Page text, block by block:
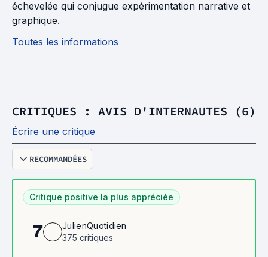
échevelée qui conjugue expérimentation narrative et
graphique.
Toutes les informations
CRITIQUES : AVIS D'INTERNAUTES (6)
Écrire une critique
RECOMMANDÉES
Critique positive la plus appréciée
7
JulienQuotidien
375 critiques